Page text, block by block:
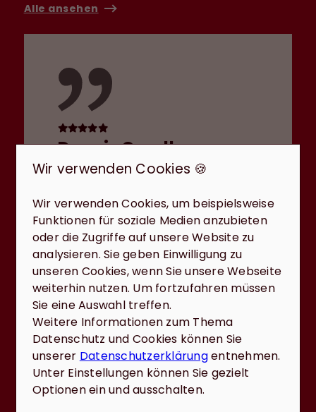
Alle ansehen
Dennis Cerullo
Sehr gute, freundliche und
Erzielte für mich einen super
Verkaufspreis und war bei allen
Problemen sofort zur Stelle. Sehr
gute Beratung in allen Belangen.
Nur zu empfehlen!
Wir verwenden Cookies 🍪
Wir verwenden Cookies, um beispielsweise
Funktionen für soziale Medien anzubieten
oder die Zugriffe auf unsere Website zu
analysieren. Sie geben Einwilligung zu
unseren Cookies, wenn Sie unsere Webseite
weiterhin nutzen. Um fortzufahren müssen
Sie eine Auswahl treffen.
Weitere Informationen zum Thema
Datenschutz und Cookies können Sie
unserer Datenschutzerklärungentnehmen.
Unter Einstellungen können Sie gezielt
Optionen ein und ausschalten.